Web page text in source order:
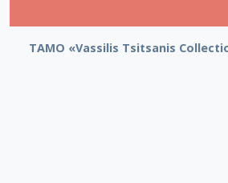
TAMO «Vassilis Tsitsanis